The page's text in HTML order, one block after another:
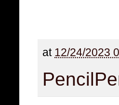
at 12/24/2023
Pencil